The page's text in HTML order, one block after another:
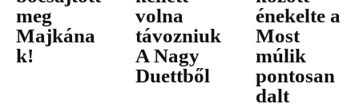
meg
Majkána
k!
volna
távozniuk
A Nagy
Duettből
énekelte a
Most
múlik
pontosan
dalt